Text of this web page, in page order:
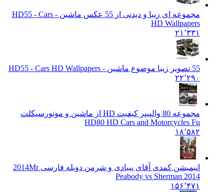
مجموعه ای زیبا و دیدنی از 55 عکس ماشین - HD
55 - Cars
HD Wallpapers
۲۱٬۳۳۱
55 تصویر زیبا موضوع ماشین - HD
55 - Cars HD Wallpapers
۲۲٬۲۹۰
مجموعه 80 والپیپر کیفیت HD از ماشین و موتورسیکلت
HD80 HD Cars and Motorcycles Fu
۱۸٬۵۸۲
انیمیشن کمدی آقای پیبادی و شرمن دوبله فارسی 2014Mr
Peabody vs Sherman 2014
۱۵۶٬۴۷۱